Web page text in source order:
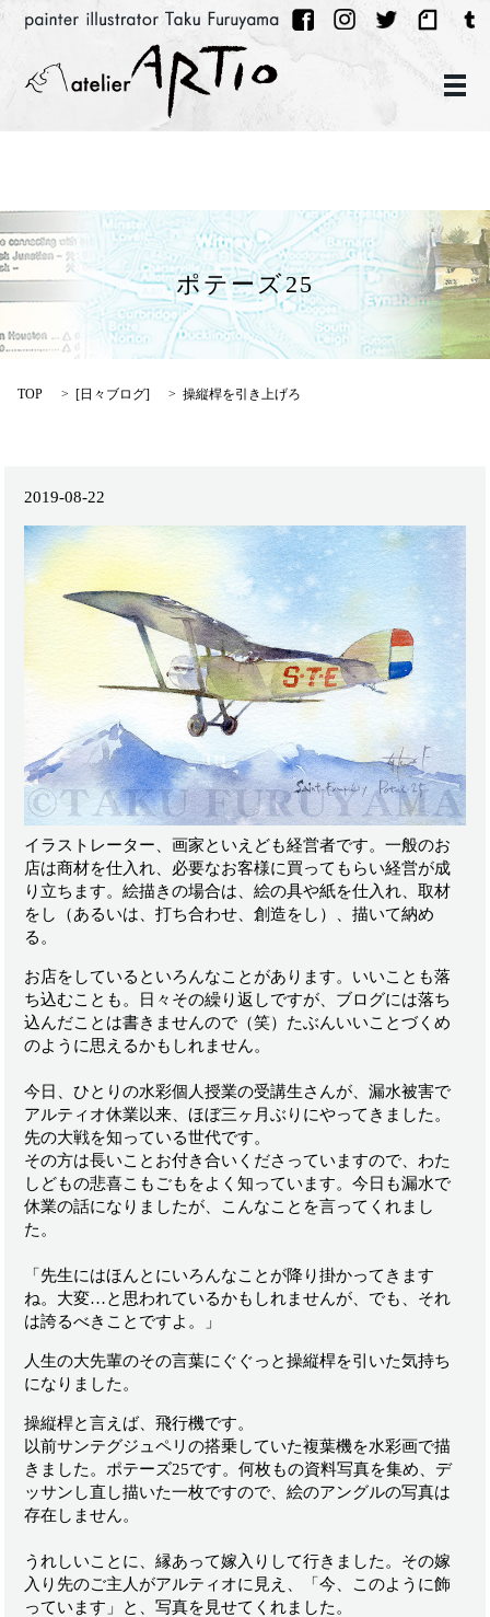
メ
ポテーズ25
TOP [日々ブログ] 操縦桿を引き上げろ
2019-08-22
イラストレーター、画家といえども経営者です。一般のお
店は商材を仕入れ、必要なお客様に買ってもらい経営が成
り立ちます。絵描きの場合は、絵の具や紙を仕入れ、取材
をし（あるいは、打ち合わせ、創造をし）、描いて納め
る。
お店をしているといろんなことがあります。いいことも落
ち込むことも。日々その繰り返しですが、ブログには落ち
込んだことは書きませんので（笑）たぶんいいことづくめ
のように思えるかもしれません。
今日、ひとりの水彩個人授業の受講生さんが、漏水被害で
アルティオ休業以来、ほぼ三ヶ月ぶりにやってきました。
先の大戦を知っている世代です。
その方は長いことお付き合いくださっていますので、わた
しどもの悲喜こもごもをよく知っています。今日も漏水で
休業の話になりましたが、こんなことを言ってくれまし
た。
「先生にはほんとにいろんなことが降り掛かってきます
ね。大変…と思われているかもしれませんが、でも、それ
は誇るべきことですよ。」
人生の大先輩のその言葉にぐぐっと操縦桿を引いた気持ち
になりました。
操縦桿と言えば、飛行機です。
以前サンテグジュペリの搭乗していた複葉機を水彩画で描
きました。ポテーズ25です。何枚もの資料写真を集め、デ
ッサンし直し描いた一枚ですので、絵のアングルの写真は
存在しません。
うれしいことに、縁あって嫁入りして行きました。その嫁
入り先のご主人がアルティオに見え、「今、このように飾
っています」と、写真を見せてくれました。